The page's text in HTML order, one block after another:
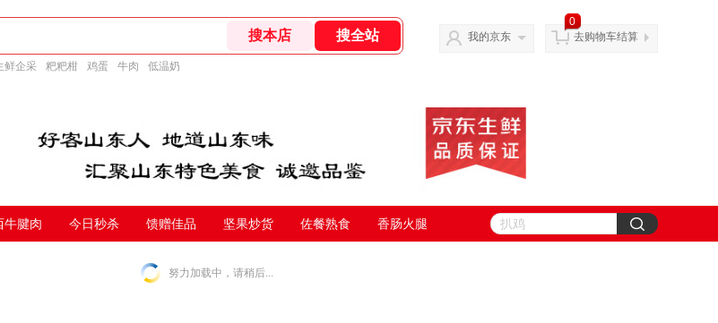
鲜企采 粑粑柑 鸡蛋 牛肉 低温奶
我的京东
0
去购物车结算
牛腱肉 今日秒杀 馈赠佳品 坚果炒货 佐餐熟食 香肠火腿
努力加载中，请稍后...